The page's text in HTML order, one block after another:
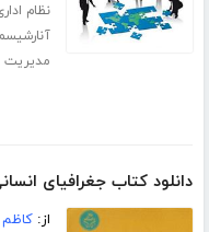
نظام
مدیریت
دانلود کتاب جغرافیای
از: